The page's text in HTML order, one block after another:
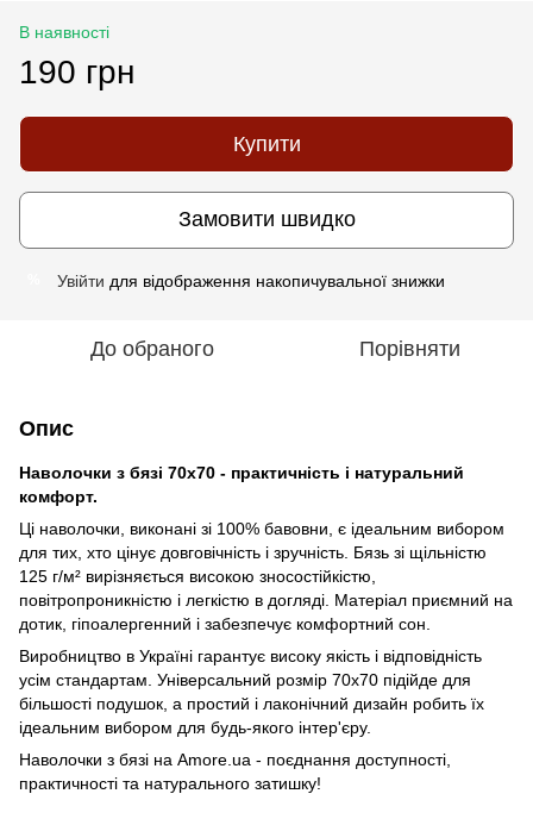
В наявності
190 грн
Купити
Замовити швидко
Увійти для відображення накопичувальної знижки
До обраного Порівняти
Опис
Наволочки з бязі 70x70 - практичність і натуральний
комфорт.
Ці наволочки, виконані зі 100% бавовни, є ідеальним вибором
для тих, хто цінує довговічність і зручність. Бязь зі щільністю
125 г/м² вирізняється високою зносостійкістю,
повітропроникністю і легкістю в догляді. Матеріал приємний на
дотик, гіпоалергенний і забезпечує комфортний сон.
Виробництво в Україні гарантує високу якість і відповідність
усім стандартам. Універсальний розмір 70x70 підійде для
більшості подушок, а простий і лаконічний дизайн робить їх
ідеальним вибором для будь-якого інтер'єру.
Наволочки з бязі на Amore.ua - поєднання доступності,
практичності та натурального затишку!